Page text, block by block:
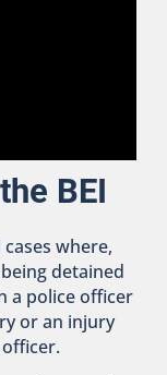
BEI
where,
detained
a police officer
or an injury